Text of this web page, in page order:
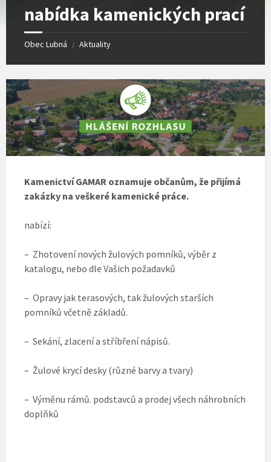
nabídka kamenických prací
Obec Lubná / Aktuality
Kamenictví GAMAR oznamuje občanům, že přijímá
zakázky na veškeré kamenické práce.
nabízí:
– Zhotovení nových žulových pomníků, výběr z
katalogu, nebo dle Vašich požadavků
– Opravy jak terasových, tak žulových starších
pomníků včetně základů.
– Sekání, zlacení a stříbření nápisů.
– Žulové krycí desky (různé barvy a tvary)
– Výměnu rámů. podstavců a prodej všech náhrobních
doplňků